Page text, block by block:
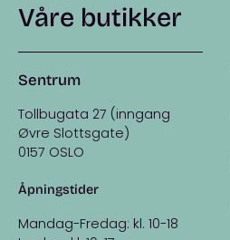
Våre butikker
Sentrum
Tollbugata 27 (inngang
Øvre Slottsgate)
0157 OSLO
Åpningstider
Mandag-Fredag: kl. 10-18